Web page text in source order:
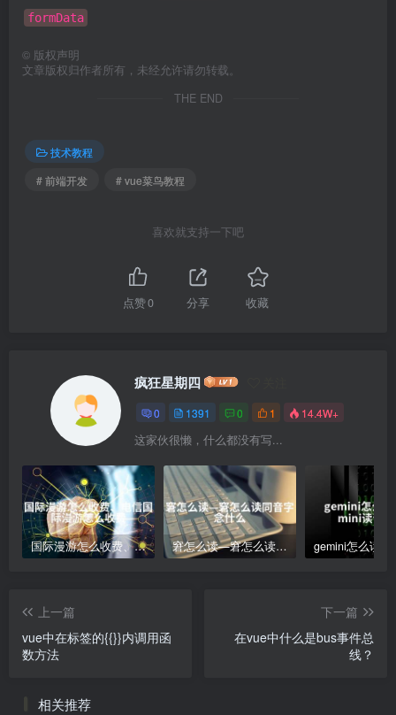
formData
© 版权声明
文章版权归作者所有，未经允许请勿转载。
THE END
技术教程
# 前端开发
# vue菜鸟教程
喜欢就支持一下吧
点赞0 分享 收藏
疯狂星期四
0 1391 0 1 14.4W+
这家伙很懒，什么都没有写...
国际漫游怎么收费、电信国际漫游怎么收费 窘怎么读—窘怎么读同音字念什么
上一篇
vue中在标签的{{}}内调用函
数方法
下一篇
在vue中什么是bus事件总
线？
相关推荐